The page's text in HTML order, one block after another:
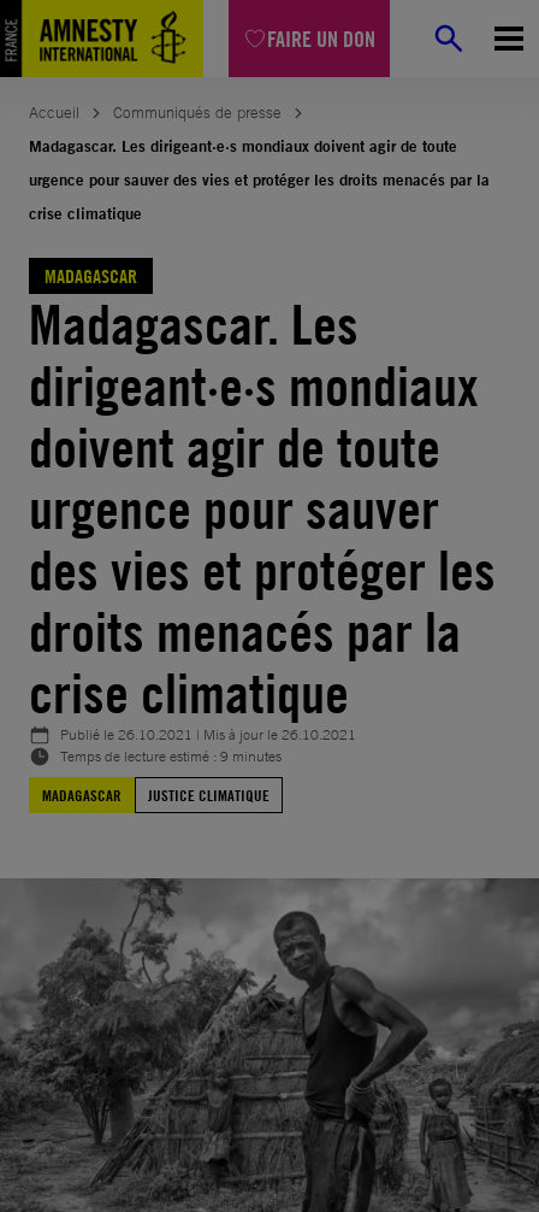
FAIRE UN DON
Aller
au
contenu
Accueil
Communiqués de presse
Madagascar. Les dirigeant·e·s mondiaux doivent agir de toute
urgence pour sauver des vies et protéger les droits menacés par la
crise climatique
MADAGASCAR
Madagascar. Les
dirigeant·e·s mondiaux
doivent agir de toute
urgence pour sauver
des vies et protéger les
droits menacés par la
crise climatique
Publié le26.10.2021 | Mis à jour le26.10.2021
Temps de lecture estimé : 9 minutes
MADAGASCAR
JUSTICE CLIMATIQUE